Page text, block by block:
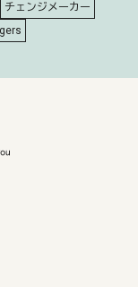
チェンジメーカー